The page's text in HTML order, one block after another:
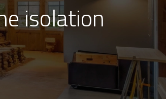
isolation